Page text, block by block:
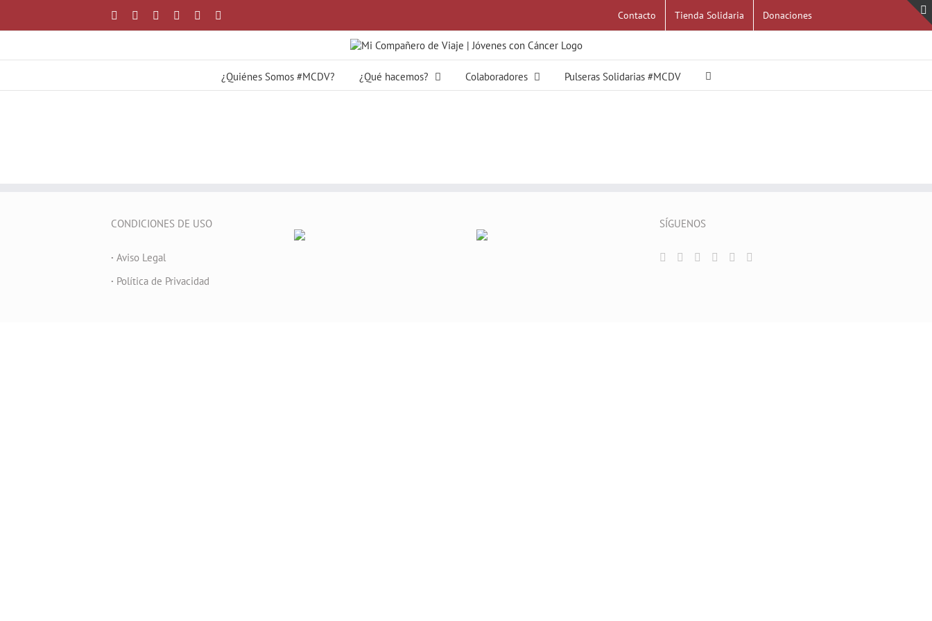
contenido
Facebook YouTubeInstagram
Correo
Contacto Tienda Solidaria Donaciones
¿Quiénes Somos #MCDV? ¿Qué hacemos? Colaboradores Pulseras Solidarias #MCDV
CONDICIONES DE USO
· Aviso Legal
· Política de Privacidad
SÍGUENOS